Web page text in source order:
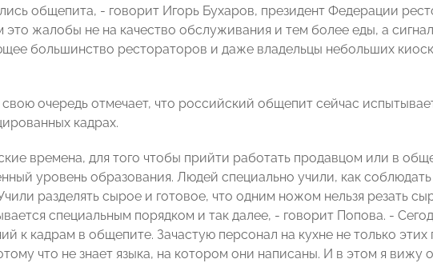
общепита, - говорит Игорь Бухаров, президент Федерации
это жалобы не на качество обслуживания и тем более еды, а
большинство рестораторов и даже владельцы небольших
очередь отмечает, что российский общепит сейчас
кадрах.
времена, для того чтобы прийти работать продавцом или в
уровень образования. Людей специально учили, как
разделять сырое и готовое, что одним ножом нельзя резать
специальным порядком и так далее, - говорит Попова. -
к кадрам в общепите. Зачастую персонал на кухне не только
что не знает языка, на котором они написаны. И в этом я вижу